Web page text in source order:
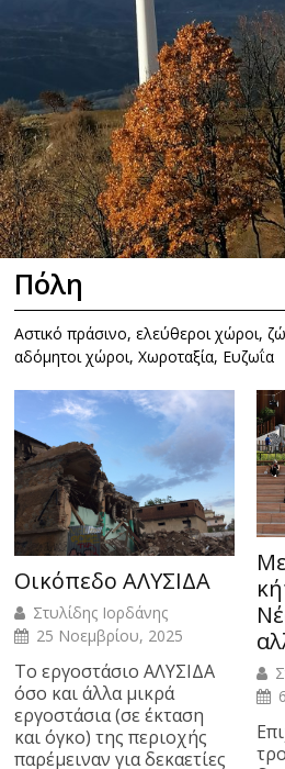
Πόλη
Αστικό πράσινο, ελεύθεροι χώροι,
αδόμητοι χώροι, Χωροταξία, Ευζωΐα
Οικόπεδο ΑΛΥΣΙΔΑ
Στυλίδης Ιορδάνης
25 Νοεμβρίου, 2025
Το εργοστάσιο ΑΛΥΣΙΔΑ
όσο και άλλα μικρά
εργοστάσια (σε έκταση
και όγκο) της περιοχής
παρέμειναν για δεκαετίες